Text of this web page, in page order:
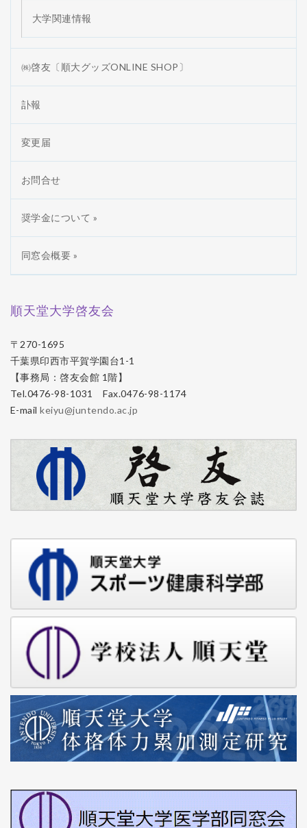
大学関連情報
㈱啓友〔順大グッズONLINE SHOP〕
訃報
変更届
お問合せ
奨学金について »
同窓会概要 »
順天堂大学啓友会
〒270-1695
千葉県印西市平賀学園台1-1
【事務局：啓友会館 1階】
Tel.0476-98-1031 Fax.0476-98-1174
E-mailkeiyu@juntendo.ac.jp